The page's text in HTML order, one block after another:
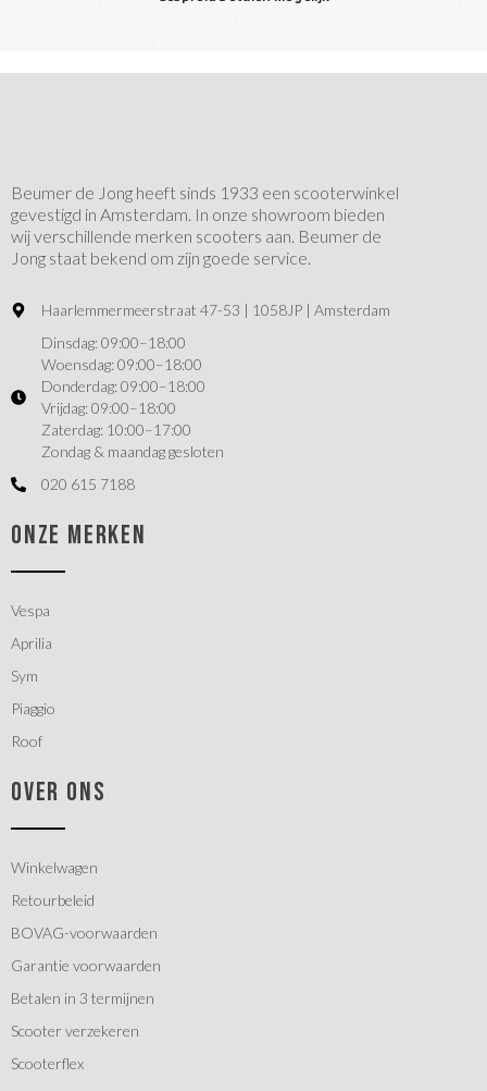
Beumer de Jong heeft sinds 1933 een scooterwinkel
gevestigd in Amsterdam. In onze showroom bieden
wij verschillende merken scooters aan. Beumer de
Jong staat bekend om zijn goede service.
Haarlemmermeerstraat 47-53 | 1058JP | Amsterdam
Dinsdag: 09:00–18:00
Woensdag: 09:00–18:00
Donderdag: 09:00–18:00
Vrijdag: 09:00–18:00
Zaterdag: 10:00–17:00
Zondag & maandag gesloten
020 615 7188
ONZE MERKEN
Vespa
Aprilia
Sym
Piaggio
Roof
OVER ONS
Winkelwagen
Retourbeleid
BOVAG-voorwaarden
Garantie voorwaarden
Betalen in 3 termijnen
Scooter verzekeren
Scooterflex